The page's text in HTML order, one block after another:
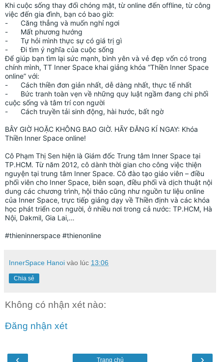
Khi cuộc sống thay đổi chóng mặt, từ online đến offline, từ công
việc đến gia đình, bạn có bao giờ:
-	Căng thẳng và muốn nghỉ ngơi
-	Mất phương hướng
-	Tự hỏi mình thực sự có giá trị gì
-	Đi tìm ý nghĩa của cuộc sống
Để giúp bạn tìm lại sức mạnh, bình yên và vẻ đẹp vốn có trong
chính mình, TT Inner Space khai giảng khóa “Thiền Inner Space
online” với:
-	Cách thiền đơn giản nhất, dễ dàng nhất, thực tế nhất
-	Bức tranh toàn vẹn về những quy luật ngầm đang chi phối
cuộc sống và tâm trí con người
-	Cách truyền tải sinh động, hài hước, bất ngờ
BÂY GIỜ HOẶC KHÔNG BAO GIỜ. HÃY ĐĂNG KÍ NGAY: Khóa
Thiền Inner Space online!
Cô Phạm Thị Sen hiện là Giám đốc Trung tâm Inner Space tại
TP.HCM. Từ năm 2012, cô dành thời gian cho công việc thiện
nguyện tại trung tâm Inner Space. Cô đào tạo giáo viên – điều
phối viên cho Inner Space, biên soạn, điều phối và dịch thuật nội
dung các chương trình, hội thảo cũng như nguồn tư liệu online
của Inner Space, trực tiếp giảng dạy về Thiền định và các khóa
học phát triển con người, ở nhiều nơi trong cả nước: TP.HCM, Hà
Nội, Dakmil, Gia Lai,…
#thieninnerspace #thienonline
InnerSpace Hanoi vào lúc 13:06
Chia sẻ
Không có nhận xét nào:
Đăng nhận xét
‹ ›
Trang chủ